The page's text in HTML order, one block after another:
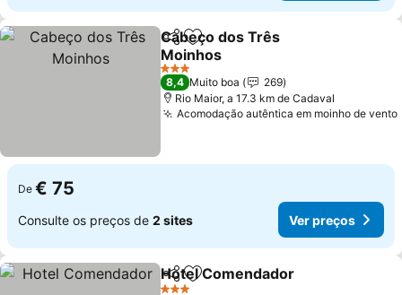
PartilharAdicionar aos favoritos
Cabeço dos Três
Moinhos
3 Estrelas
8,4 Muito boa
269
Rio Maior, a 17.3 km de Cadaval
Acomodação autêntica em moinho de vento
De € 75
Consulte os preços de 2 sites Ver preços
PartilharAdicionar aos favoritos
Hotel Comendador